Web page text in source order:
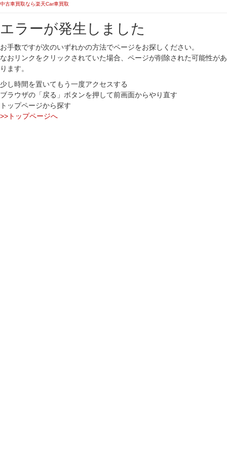
中古車買取なら楽天Car車買取
エラーが発生しました
お手数ですが次のいずれかの方法でページをお探しください。
なおリンクをクリックされていた場合、ページが削除された可能性があ
ります。
少し時間を置いてもう一度アクセスする
ブラウザの「戻る」ボタンを押して前画面からやり直す
トップページから探す
>>トップページへ